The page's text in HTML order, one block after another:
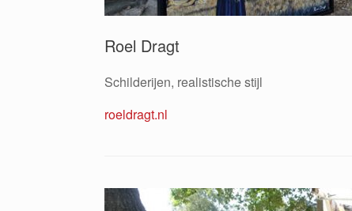
Roel Dragt
Schilderijen, realistische stijl
roeldragt.nl